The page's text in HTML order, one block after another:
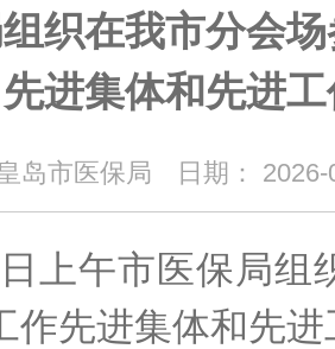
织在我市分会
先进集体和先进
岛市医保局 日期：
上午市医保局组
作先进集体和先